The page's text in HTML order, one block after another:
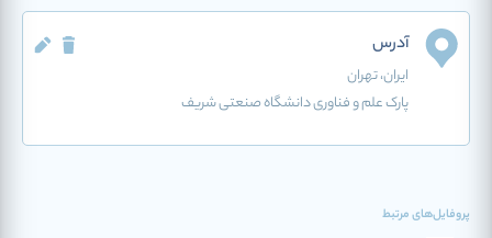
آدرس
ایران، تهران
پارک علم و فناوری دانشگاه صنعتی شریف
پروفایل‌های مرتبط